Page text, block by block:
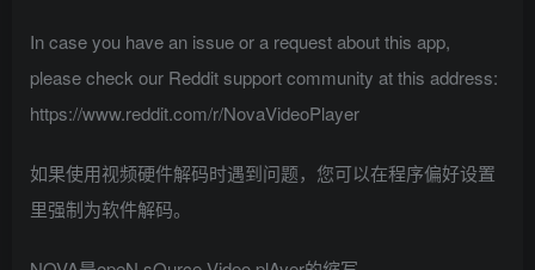
In case you have an issue or a request about this app,
please check our Reddit support community at this address:
https://www.reddit.com/r/NovaVideoPlayer
如果使用视频硬件解码时遇到问题，您可以在程序偏好设置
里强制为软件解码。